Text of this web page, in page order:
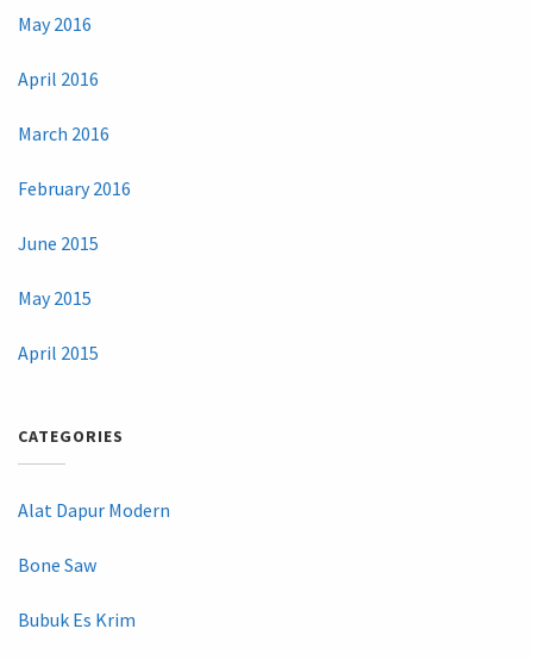
May 2016
April 2016
March 2016
February 2016
June 2015
May 2015
April 2015
CATEGORIES
Alat Dapur Modern
Bone Saw
Bubuk Es Krim